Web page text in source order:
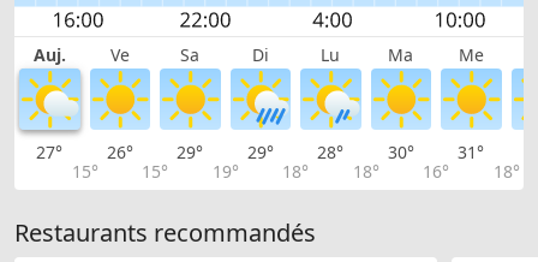
Auj. Ve Sa Di Lu Ma Me
27°
15°
26°
15°
29°
19°
29°
18°
28°
18°
30°
16°
31°
18°
Restaurants recommandés